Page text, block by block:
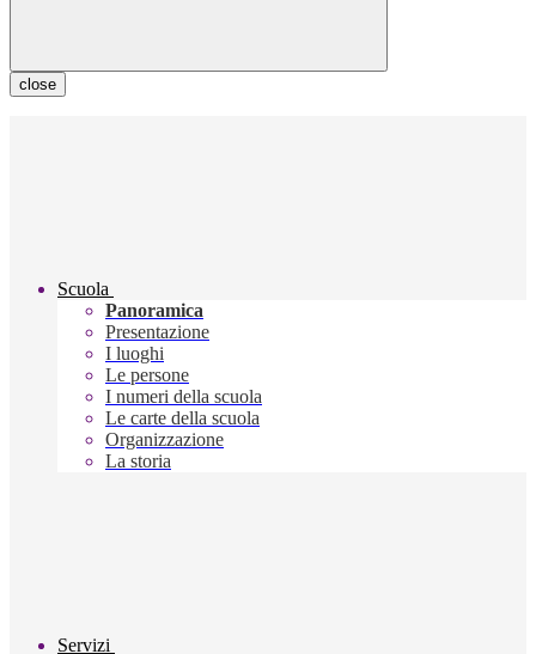
close
Scuola
Panoramica
Presentazione
I luoghi
Le persone
I numeri della scuola
Le carte della scuola
Organizzazione
La storia
Servizi